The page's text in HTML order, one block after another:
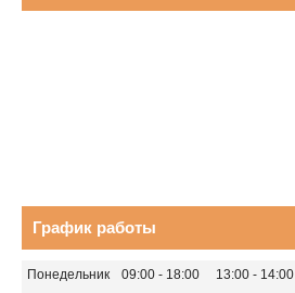
График работы
Понедельник 09:00 18:00 13:00
14:00